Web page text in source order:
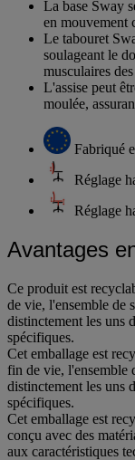
La base Sway
en mouvement
Le tabouret
soulageant le
musculaires
L'assise peut
moulée,
Fabriqué
Réglage
Réglage
Avantages
Ce produit est
de vie, l'ensemble de
distinctement les uns
spécifiques.
Cet emballage est
fin de vie, l'ensemble
distinctement les uns
spécifiques.
Cet emballage est
conçu avec des
aux caractéristiques